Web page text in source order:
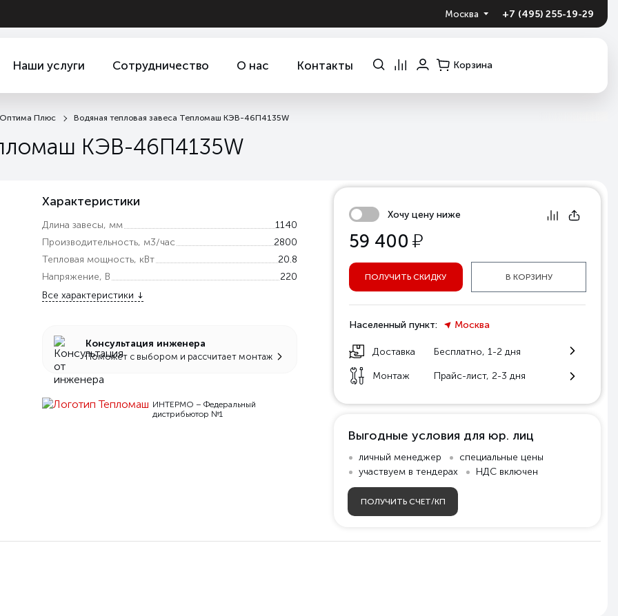
+7 (495) 255-19-29
Москва
Наши услуги Сотрудничество О нас Контакты Корзина
Плюс Водяная тепловая завеса Тепломаш КЭВ-46П4135W
КЭВ-46П4135W
Характеристики
Длина завесы, мм
1140
Производительность, м3/час
2800
Тепловая мощность, кВт
20.8
Напряжение, В
220
Все характеристики
Консультация инженера
Поможет с выбором и рассчитает монтаж
ИНТЕРМО – Федеральный
дистрибьютор №1
Хочу цену ниже
59 400 у
ПОЛУЧИТЬ СКИДКУ В КОРЗИНУ
Населенный пункт: Москва
Доставка Бесплатно, 1-2 дня
Монтаж Прайс-лист, 2-3 дня
Выгодные условия для юр. лиц
личный менеджер
специальные цены
участвуем в тендерах
НДС включен
ПОЛУЧИТЬ СЧЕТ/КП